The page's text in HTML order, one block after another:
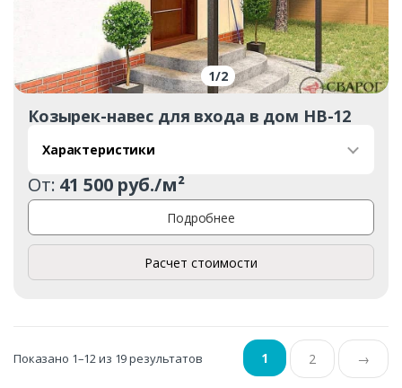
1/2
Козырек-навес для входа в дом НВ-12
Характеристики
От: 41 500 руб./м²
Подробнее
Расчет стоимости
Показано 1–12 из 19 результатов 1 2 →